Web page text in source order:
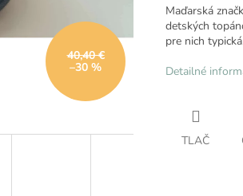
40,40 €
–30 %
Maďarská
detských
pre nich
Detailné
TLAČ